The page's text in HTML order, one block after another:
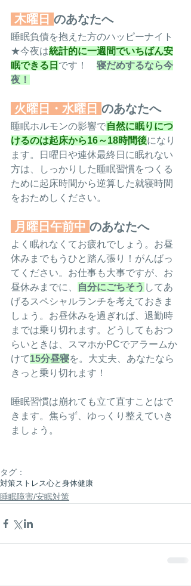
木曜日 のあなたへ
睡眠負債を抱えた方のハッピーナイト
★今夜は統計的に一週間でいちばん安
眠できる日 です！ 寝だめするなら今
夜！
火曜日・水曜日 のあなたへ
睡眠ホルモンの影響で自然に眠りにつ
けるのは起床から16～18時間後になり
ます。日曜日や連休最終日に眠れない
方は、しっかりした睡眠習慣をつくる
ために起床時間から逆算した就寝時間
をおためしください。
月曜日午前中 のあなたへ
よく眠れなくてお疲れでしょう。お昼
休みまでもうひと踏ん張り！がんばっ
てください。お仕事も大事ですが、お
昼休みまでに、
自分にごちそう してあ
げるスペシャルランチを考えておきま
しょう。お昼休みを過ぎれば、退勤時
までは乗り切れます。どうしてもおつ
らいときは、スマホかPCでアラームか
けて15分昼寝を。大丈夫、あなたなら
きっと乗り切れます！
睡眠習慣は崩れても立て直すことはで
きます。焦らず、ゆっくり整えていき
ましょう。
タグ：
対策ストレス心と身体健康
睡眠障害/安眠対策